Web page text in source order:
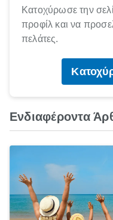
Κατοχύρωσε την
προφίλ και να
πελάτες.
Ενδιαφέροντα